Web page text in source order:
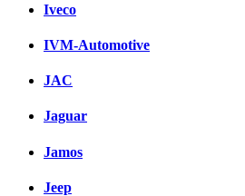
Iveco
IVM-Automotive
JAC
Jaguar
Jamos
Jeep